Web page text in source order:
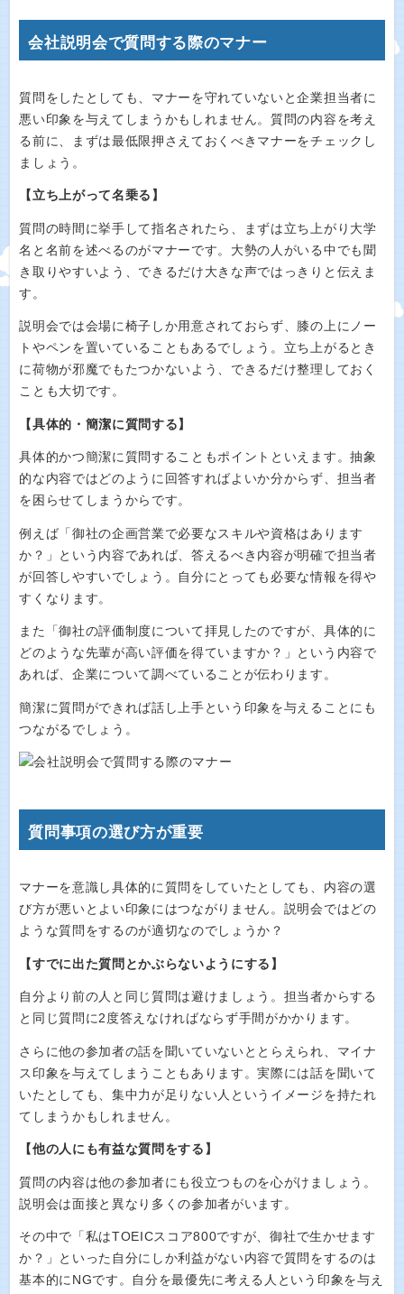
会社説明会で質問する際のマナー
質問をしたとしても、マナーを守れていないと企業担当者に
悪い印象を与えてしまうかもしれません。質問の内容を考え
る前に、まずは最低限押さえておくべきマナーをチェックし
ましょう。
【立ち上がって名乗る】
質問の時間に挙手して指名されたら、まずは立ち上がり大学
名と名前を述べるのがマナーです。大勢の人がいる中でも聞
き取りやすいよう、できるだけ大きな声ではっきりと伝えま
す。
説明会では会場に椅子しか用意されておらず、膝の上にノー
トやペンを置いていることもあるでしょう。立ち上がるとき
に荷物が邪魔でもたつかないよう、できるだけ整理しておく
ことも大切です。
【具体的・簡潔に質問する】
具体的かつ簡潔に質問することもポイントといえます。抽象
的な内容ではどのように回答すればよいか分からず、担当者
を困らせてしまうからです。
例えば「御社の企画営業で必要なスキルや資格はあります
か？」という内容であれば、答えるべき内容が明確で担当者
が回答しやすいでしょう。自分にとっても必要な情報を得や
すくなります。
また「御社の評価制度について拝見したのですが、具体的に
どのような先輩が高い評価を得ていますか？」という内容で
あれば、企業について調べていることが伝わります。
簡潔に質問ができれば話し上手という印象を与えることにも
つながるでしょう。
質問事項の選び方が重要
マナーを意識し具体的に質問をしていたとしても、内容の選
び方が悪いとよい印象にはつながりません。説明会ではどの
ような質問をするのが適切なのでしょうか？
【すでに出た質問とかぶらないようにする】
自分より前の人と同じ質問は避けましょう。担当者からする
と同じ質問に2度答えなければならず手間がかかります。
さらに他の参加者の話を聞いていないととらえられ、マイナ
ス印象を与えてしまうこともあります。実際には話を聞いて
いたとしても、集中力が足りない人というイメージを持たれ
てしまうかもしれません。
【他の人にも有益な質問をする】
質問の内容は他の参加者にも役立つものを心がけましょう。
説明会は面接と異なり多くの参加者がいます。
その中で「私はTOEICスコア800ですが、御社で生かせます
か？」といった自分にしか利益がない内容で質問をするのは
基本的にNGです。自分を最優先に考える人という印象を与え